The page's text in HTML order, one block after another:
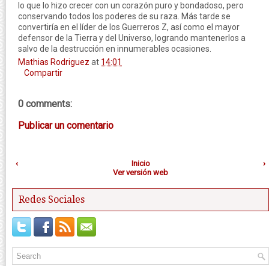
lo que lo hizo crecer con un corazón puro y bondadoso, pero
conservando todos los poderes de su raza. Más tarde se
convertiría en el líder de los Guerreros Z, así como el mayor
defensor de la Tierra y del Universo, logrando mantenerlos a
salvo de la destrucción en innumerables ocasiones.
Mathias Rodriguez at 14:01
Compartir
0 comments:
Publicar un comentario
‹ ›
Inicio
Ver versión web
Redes Sociales